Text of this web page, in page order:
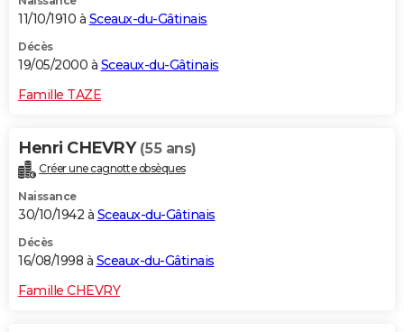
11/10/1910 à Sceaux-du-Gâtinais
Décès
19/05/2000 à Sceaux-du-Gâtinais
Famille TAZE
Henri CHEVRY (55 ans)
Créer une cagnotte obsèques
Naissance
30/10/1942 à Sceaux-du-Gâtinais
Décès
16/08/1998 à Sceaux-du-Gâtinais
Famille CHEVRY